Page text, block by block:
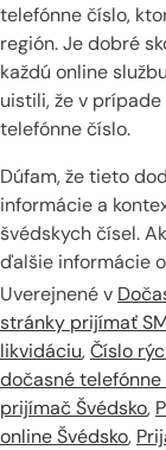
telefónne číslo,
región. Je dobré
každú online
uistili, že v
telefónne číslo.
Dúfam, že tieto
informácie a
švédskych čísel.
ďalšie informácie
Uverejnené v
stránky prijímať
likvidáciu,Číslo
dočasné telefónne
prijímač Švédsko,
online Švédsko,